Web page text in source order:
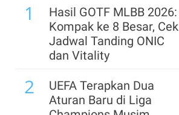
Turun Kamis (6/8) Pagi,
Brent ke US$ 79,08 & WTI
ke US$ 74,69
Emas Bersinar, Cetak
Kenaikan Harian
Terbesar Sejak Februari
1
Hasil GOTF MLBB 2026:
Kompak ke 8 Besar, Cek
Jadwal Tanding ONIC
dan Vitality
2
UEFA Terapkan Dua
Aturan Baru di Liga